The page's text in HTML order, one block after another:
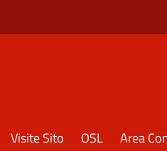
Visite Sito OSL Area